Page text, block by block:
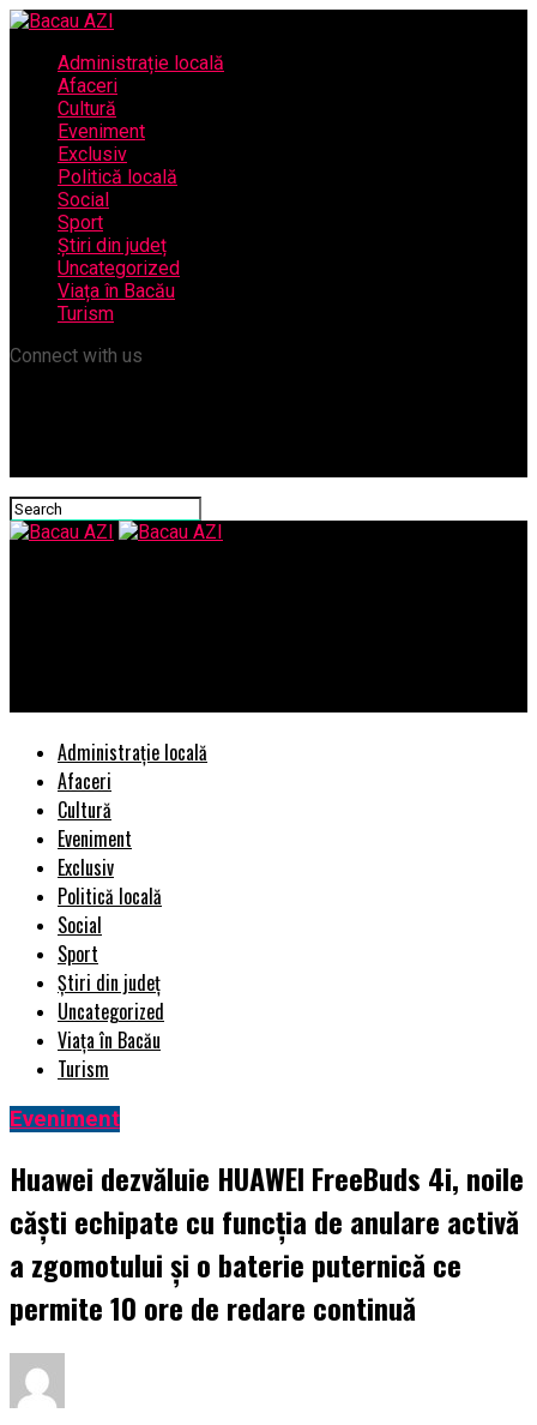
Administrație locală
Afaceri
Cultură
Eveniment
Exclusiv
Politică locală
Social
Sport
Știri din județ
Uncategorized
Viața în Bacău
Turism
Connect with us
Administrație locală
Afaceri
Cultură
Eveniment
Exclusiv
Politică locală
Social
Sport
Știri din județ
Uncategorized
Viața în Bacău
Turism
Eveniment
Huawei dezvăluie HUAWEI FreeBuds 4i, noile
căști echipate cu funcția de anulare activă
a zgomotului și o baterie puternică ce
permite 10 ore de redare continuă